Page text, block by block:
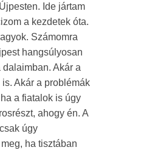
Ide jártam
a kezdetek óta.
Számomra
hangsúlyosan
Akár a
Akár a problémák
a fiatalok is úgy
ahogy én. A
úgy
ha tisztában